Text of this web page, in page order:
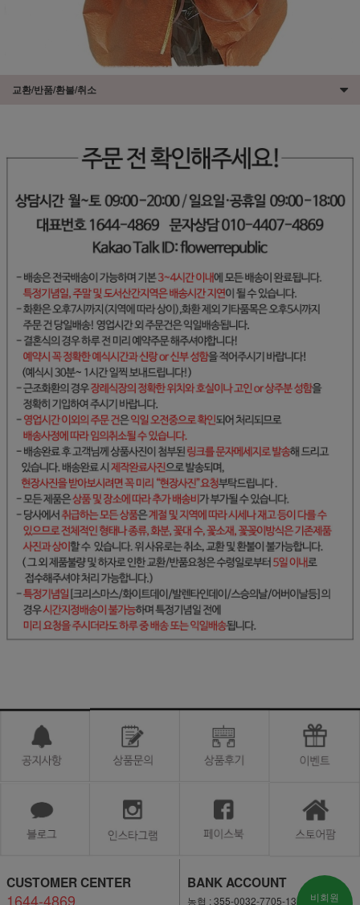
교환/반품/환불/취소
CUSTOMER CENTER
1644-4869
BANK ACCOUNT
농협 : 355-0032-7705-13
비회원